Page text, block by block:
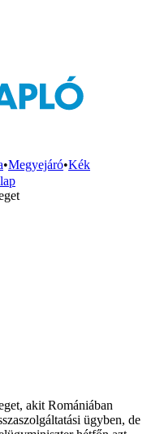
•Megyejáró•Kék
akit Romániában
ügyben, de